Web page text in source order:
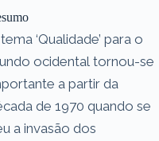
‘Qualidade’ para o
ocidental tornou-se
a partir da
de 1970 quando se
a invasão dos